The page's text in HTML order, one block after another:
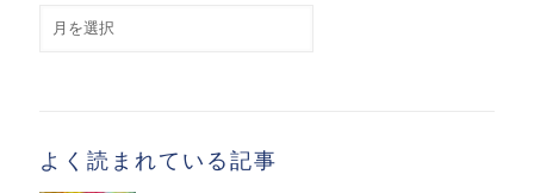
よく読まれている記事